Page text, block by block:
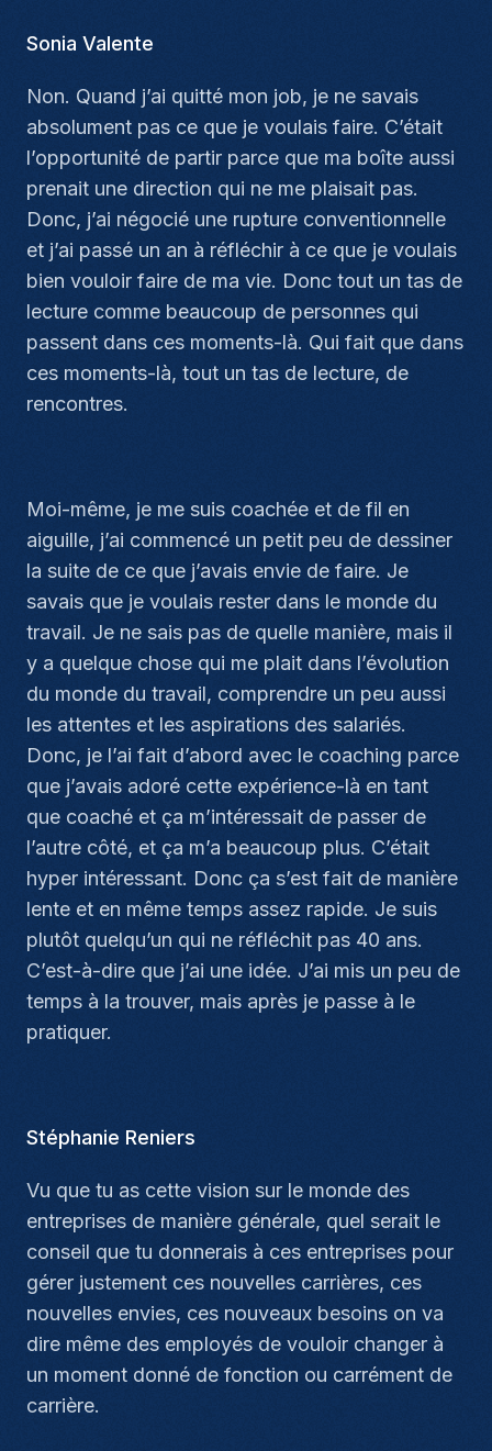
Sonia Valente
Non. Quand j’ai quitté mon job, je ne savais
absolument pas ce que je voulais faire. C’était
l’opportunité de partir parce que ma boîte aussi
prenait une direction qui ne me plaisait pas.
Donc, j’ai négocié une rupture conventionnelle
et j’ai passé un an à réfléchir à ce que je voulais
bien vouloir faire de ma vie. Donc tout un tas de
lecture comme beaucoup de personnes qui
passent dans ces moments-là. Qui fait que dans
ces moments-là, tout un tas de lecture, de
rencontres.
Moi-même, je me suis coachée et de fil en
aiguille, j’ai commencé un petit peu de dessiner
la suite de ce que j’avais envie de faire. Je
savais que je voulais rester dans le monde du
travail. Je ne sais pas de quelle manière, mais il
y a quelque chose qui me plait dans l’évolution
du monde du travail, comprendre un peu aussi
les attentes et les aspirations des salariés.
Donc, je l’ai fait d’abord avec le coaching parce
que j’avais adoré cette expérience-là en tant
que coaché et ça m’intéressait de passer de
l’autre côté, et ça m’a beaucoup plus. C’était
hyper intéressant. Donc ça s’est fait de manière
lente et en même temps assez rapide. Je suis
plutôt quelqu’un qui ne réfléchit pas 40 ans.
C’est-à-dire que j’ai une idée. J’ai mis un peu de
temps à la trouver, mais après je passe à le
pratiquer.
Stéphanie Reniers
Vu que tu as cette vision sur le monde des
entreprises de manière générale, quel serait le
conseil que tu donnerais à ces entreprises pour
gérer justement ces nouvelles carrières, ces
nouvelles envies, ces nouveaux besoins on va
dire même des employés de vouloir changer à
un moment donné de fonction ou carrément de
carrière.